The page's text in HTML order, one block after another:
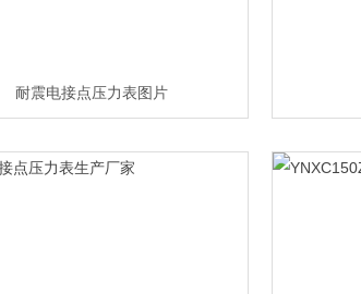
耐震电接点压力表图片